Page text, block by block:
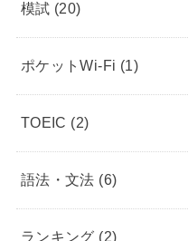
模試 (20)
ポケットWi-Fi (1)
TOEIC (2)
語法・文法 (6)
ランキング (2)